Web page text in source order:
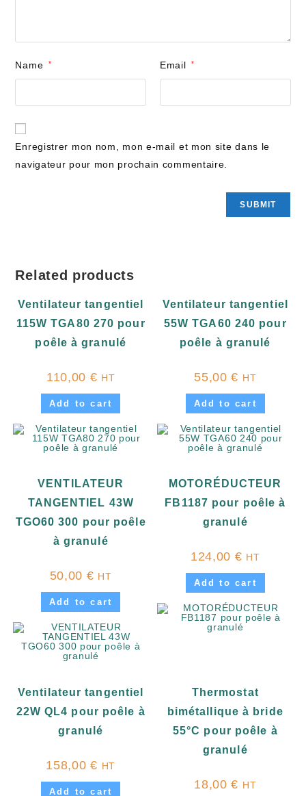
Name * Email *
Enregistrer mon nom, mon e-mail et mon site dans le
navigateur pour mon prochain commentaire.
Related products
Ventilateur tangentiel
115W TGA80 270 pour
poêle à granulé
110,00 € HT
Add to cart
Ventilateur tangentiel
55W TGA60 240 pour
poêle à granulé
55,00€ HT
Add to cart
VENTILATEUR
TANGENTIEL 43W
TGO60 300 pour poêle
à granulé
50,00 € HT
Add to cart
MOTORÉDUCTEUR
FB1187 pour poêle à
granulé
124,00 € HT
Add to cart
Ventilateur tangentiel
22W QL4 pour poêle à
granulé
158,00€ HT
Add to cart
Thermostat
bimétallique à bride
55°C pour poêle à
granulé
18,00€ HT